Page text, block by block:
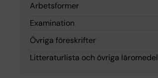
Arbetsformer
Examination
Övriga föreskrifter
Litteraturlista och övriga läromedel